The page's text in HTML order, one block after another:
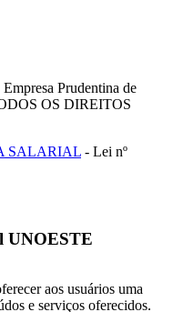
Prudentina de
OS DIREITOS
SALARIAL - Lei nº
UNOESTE
aos usuários uma
e serviços oferecidos.